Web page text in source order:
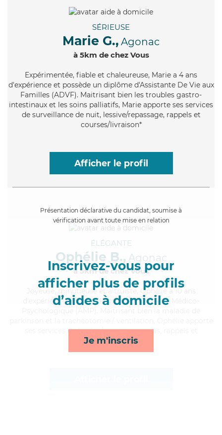
SÉRIEUSE
Marie G., Agonac
à 5km de chez Vous
Expérimentée, fiable et chaleureuse, Marie a 4 ans
d'expérience et possède un diplôme d'Assistante De Vie aux
Familles (ADVF). Maitrisant bien les troubles gastro-
intestinaux et les soins palliatifs, Marie apporte ses services
de surveillance de nuit, lessive/repassage, rappels et
courses/livraison*
Afficher le profil
Présentation déclarative du candidat, soumise à
vérification avant toute mise en relation
Inscrivez-vous pour
afficher plus de profils
d’aides à domicile
Je m'inscris
ÉLÉGANTE
Ophélie B., Agonac
à 5km de chez Vous
, minutieuse et altruiste, Ophélie a 10 ans
d'expérience et possède un diplôme d'Aide Médico-
ses services de lessive/repassage, repas, rappels et
lever/coucher*